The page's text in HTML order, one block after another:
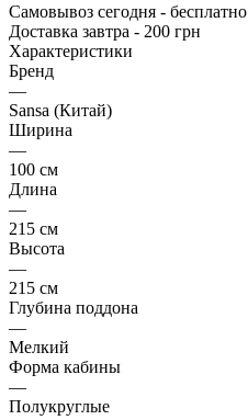
Самовывоз сегодня - бесплатно
Доставка завтра - 200 грн
Характеристики
Бренд
—
Sansa (Китай)
Ширина
—
100 см
Длина
—
215 см
Высота
—
215 см
Глубина поддона
—
Мелкий
Форма кабины
—
Полукруглые